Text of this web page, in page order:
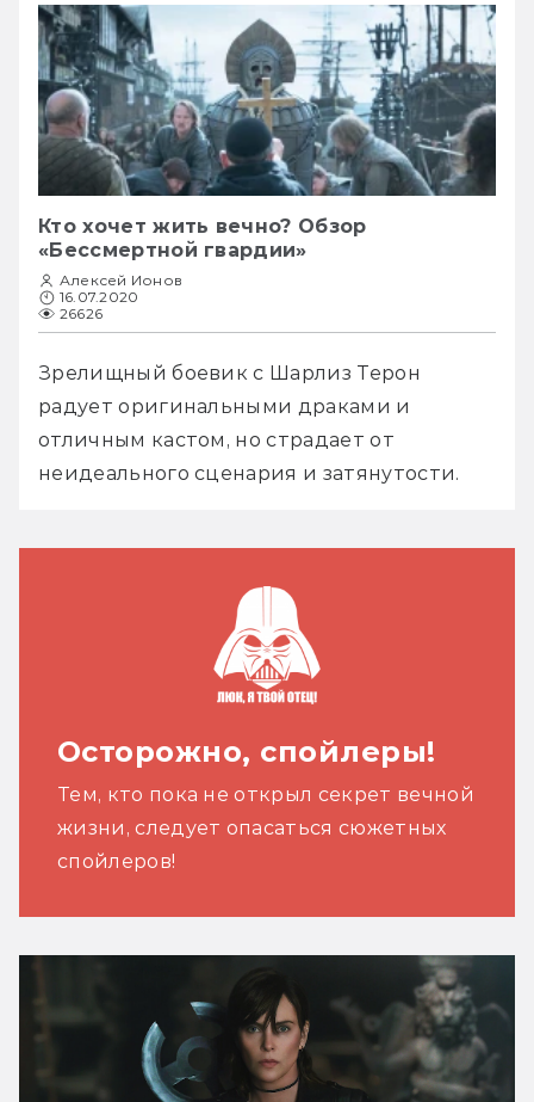
Кто хочет жить вечно? Обзор
«Бессмертной гвардии»
Алексей Ионов
16.07.2020
26626
Зрелищный боевик с Шарлиз Терон
радует оригинальными драками и
отличным кастом, но страдает от
неидеального сценария и затянутости.
Осторожно, спойлеры!
Тем, кто пока не открыл секрет вечной
жизни, следует опасаться сюжетных
спойлеров!